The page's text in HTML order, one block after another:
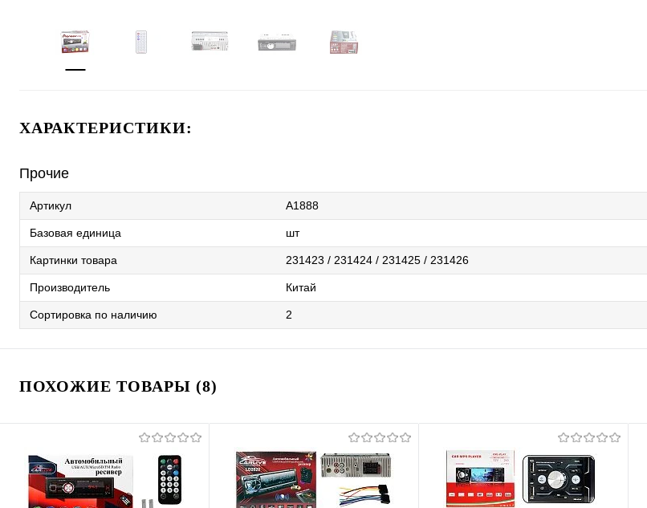
ХАРАКТЕРИСТИКИ:
Прочие
Артикул A1888
Базовая единица шт
Картинки товара 231423 / 231424 / 231425 / 231426
Производитель Китай
Сортировка по наличию 2
ПОХОЖИЕ ТОВАРЫ (8)